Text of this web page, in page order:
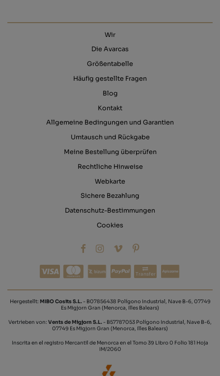
Wir
Die Avarcas
Größentabelle
Häufig gestellte Fragen
Blog
Kontakt
Allgemeine Bedingungen und Garantien
Umtausch und Rückgabe
Meine Bestellung überprüfen
Rechtliche Hinweise
Webkarte
Sichere Bezahlung
Datenschutz-Bestimmungen
Cookies
Transfer
Hergestellt: MIBO Cosits S.L.- B07856438 Polígono Industrial, Nave B-6, 07749
Es Migjorn Gran (Menorca, Illes Balears)
Vertrieben von: Vents de Migjorn S.L. - B57787053 Polígono Industrial, Nave B-6,
07749 Es Migjorn Gran (Menorca, Illes Balears)
Inscrita en el registro Mercantil de Menorca en el Tomo 39 Libro 0 Folio 181 Hoja
IM/2060